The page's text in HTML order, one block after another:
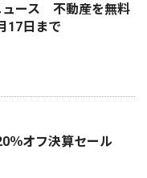
ュース 不動産を無料
17日まで
％オフ決算セール